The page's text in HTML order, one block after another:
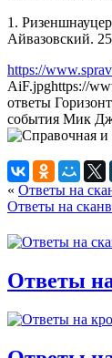
1.
Айвазовский.
https://
AiF.jpghttps://
ответы
события Мик
« Ответы на
Ответы на
Ответы